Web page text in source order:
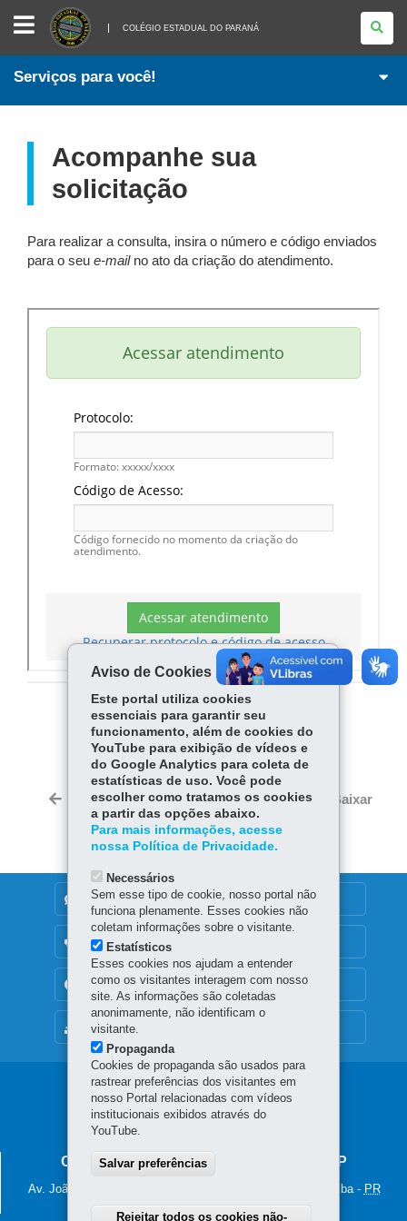
COLÉGIO
ESTADUAL
DO
PARANÁ
COLÉGIO ESTADUAL DO PARANÁ
Serviços para você!
Acompanhe sua
solicitação
Para realizar a consulta, insira o número e código enviados
para o seu e-mailno ato da criação do atendimento.
COMPARTILHE:
Fa
ce
bo
ok
Tw
itt
er
W
ha
ts
p
Voltar Início Imprimir Baixar
MAPA DO SITE
DENUNCIE CORRUPÇÃO
OUVIDORIA
TRANSPARÊNCIA INSTITUCIONAL
Navegação
principal
COLÉGIO ESTADUAL DO PARANÁ - CEP
Av. João Gualberto, 250 - Alto da Glória Curitiba- PR
MAPA
Aviso de Cookies
Este portal utiliza cookies
essenciais para garantir seu
funcionamento, além de cookies do
YouTube para exibição de vídeos e
do Google Analytics para coleta de
estatísticas de uso. Você pode
escolher como tratamos os cookies
a partir das opções abaixo.
Para mais informações, acesse
nossa Política de Privacidade.
Necessários
Sem esse tipo de cookie, nosso portal não
funciona plenamente. Esses cookies não
coletam informações sobre o visitante.
Estatísticos
Esses cookies nos ajudam a entender
como os visitantes interagem com nosso
site. As informações são coletadas
anonimamente, não identificam o
visitante.
Propaganda
Cookies de propaganda são usados para
rastrear preferências dos visitantes em
nosso Portal relacionadas com vídeos
institucionais exibidos através do
YouTube.
Salvar preferências
Rejeitar todos os cookies não-